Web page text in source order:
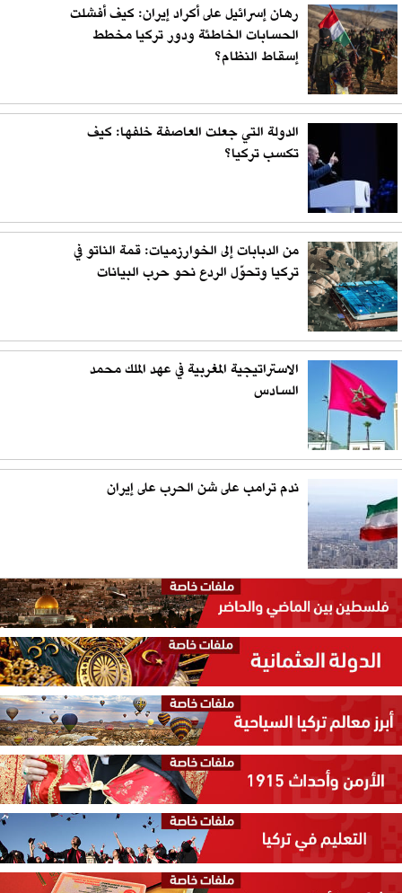
رهان إسرائيل على أكراد إيران: كيف أفشلت
الحسابات الخاطئة ودور تركيا مخطط
إسقاط النظام؟
الدولة التي جعلت العاصفة خلفها: كيف
تكسب تركيا؟
من الدبابات إلى الخوارزميات: قمة الناتو في
تركيا وتحوّل الردع نحو حرب البيانات
الاستراتيجية المغربية في عهد الملك محمد
السادس
ندم ترامب على شن الحرب على إيران